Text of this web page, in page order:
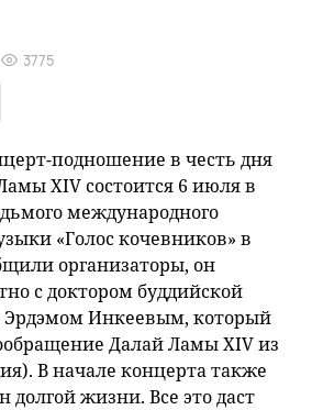
3775
подношение в честь дня
XIV состоится 6 июля в
международного
«Голос кочевников» в
организаторы, он
с доктором буддийской
Эрдэмом Инкеевым, который
Далай Ламы XIV из
В начале концерта также
долгой жизни. Все это даст